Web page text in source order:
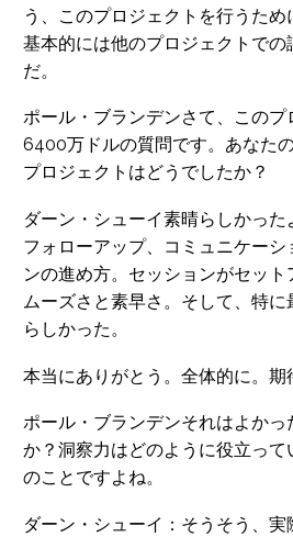
う、このプロジェクトを行うため
基本的には他のプロジェクトでの
だ。
ポール・ブランデンさて、このプ
6400万ドルの質問です。あなた
プロジェクトはどうでしたか？
ダーン・シューイ素晴らしかった
フォローアップ、コミュニケーシ
ンの進め方。セッションがセッ
ムーズさと素早さ。そして、特
らしかった。
本当にありがとう。全体的に。期
ポール・ブランデンそれはよかっ
か？洞察力はどのように役立っ
のことですよね。
ダーン・シューイ：そうそう、